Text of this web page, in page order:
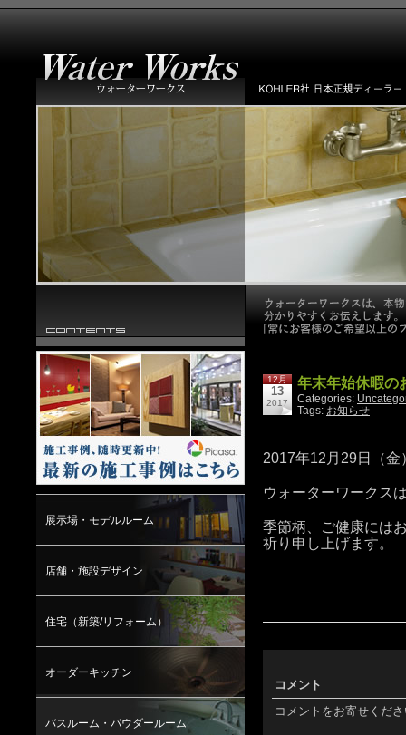
展示場・モデルルーム
店舗・施設デザイン
住宅（新築/リフォーム）
オーダーキッチン
バスルーム・パウダールーム
12月
13
2017
年末年始休暇の
Categories:
Tags: お知らせ
2017年12月29日（
ウォーターワークス
季節柄、ご健康には
祈り申し上げます。
コメント
コメントをお寄せくだ